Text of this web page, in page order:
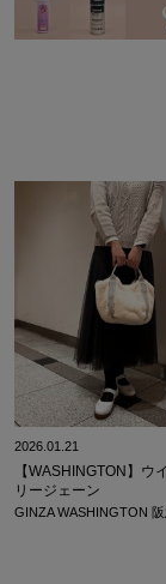
2026.01.21
【WASHINGTON】ウ
リージェーン
GINZA WASHINGTON